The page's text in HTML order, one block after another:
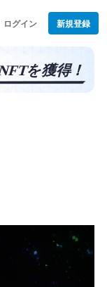
ログイン 新規登録